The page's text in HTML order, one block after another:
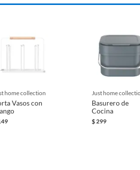
home collection
Vasos con
just home
Basurero de
Cocina
$ 299